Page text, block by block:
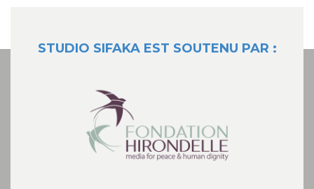
STUDIO SIFAKA EST SOUTENU PAR :